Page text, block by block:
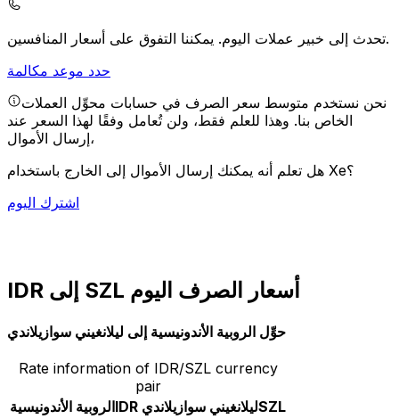
تحدث إلى خبير عملات اليوم.يمكننا التفوق على أسعار المنافسين.
حدد موعد مكالمة
نحن نستخدم متوسط سعر الصرف في حسابات محوِّل العملات
الخاص بنا. وهذا للعلم فقط، ولن تُعامل وفقًا لهذا السعر عند
إرسال الأموال،
هل تعلم أنه يمكنك إرسال الأموال إلى الخارج باستخدام Xe؟
اشترك اليوم
IDR إلى SZL أسعار الصرف اليوم
حوِّل الروبية الأندونيسية إلى ليلانغيني سوازيلاندي
Rate information of IDR/SZL currency
pair
الروبية الأندونيسيةIDR ليلانغيني سوازيلانديSZL